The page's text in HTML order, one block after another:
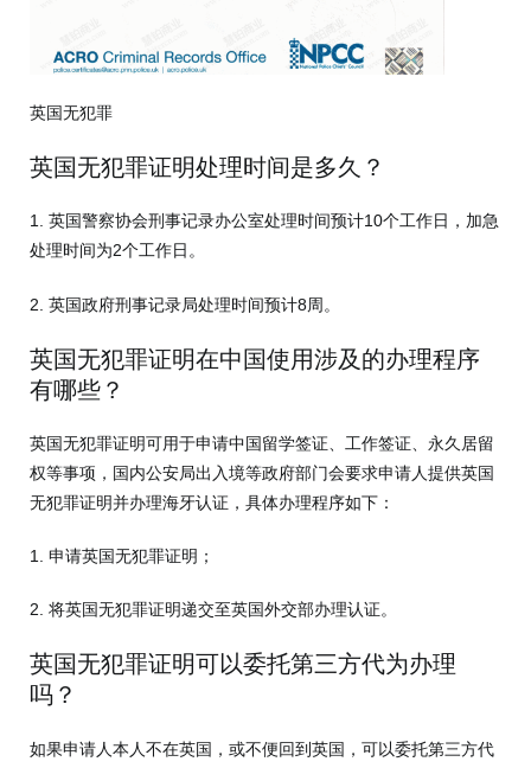
英国无犯罪
英国无犯罪证明处理时间是多久？
1. 英国警察协会刑事记录办公室处理时间预计10个工作日，加急
处理时间为2个工作日。
2. 英国政府刑事记录局处理时间预计8周。
英国无犯罪证明在中国使用涉及的办理程序
有哪些？
英国无犯罪证明可用于申请中国留学签证、工作签证、永久居留
权等事项，国内公安局出入境等政府部门会要求申请人提供英国
无犯罪证明并办理海牙认证，具体办理程序如下：
1. 申请英国无犯罪证明；
2. 将英国无犯罪证明递交至英国外交部办理认证。
英国无犯罪证明可以委托第三方代为办理
吗？
如果申请人本人不在英国，或不便回到英国，可以委托第三方代